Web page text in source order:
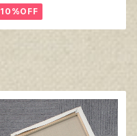
10%OFF